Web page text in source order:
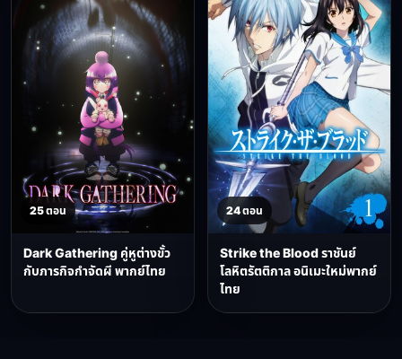
25 ตอน
Dark Gathering คู่หูต่างขั้ว
กับภารกิจกำจัดผี พากย์ไทย
24 ตอน
Strike the Blood ราชันย์
โลหิตรัตติกาล อนิเมะใหม่พากย์
ไทย